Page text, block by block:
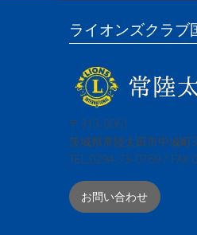
ライオンズクラブ
〒313-0061
茨城県常陸太田市中城町
TEL:0294-73-0769 /
お問い合わせ